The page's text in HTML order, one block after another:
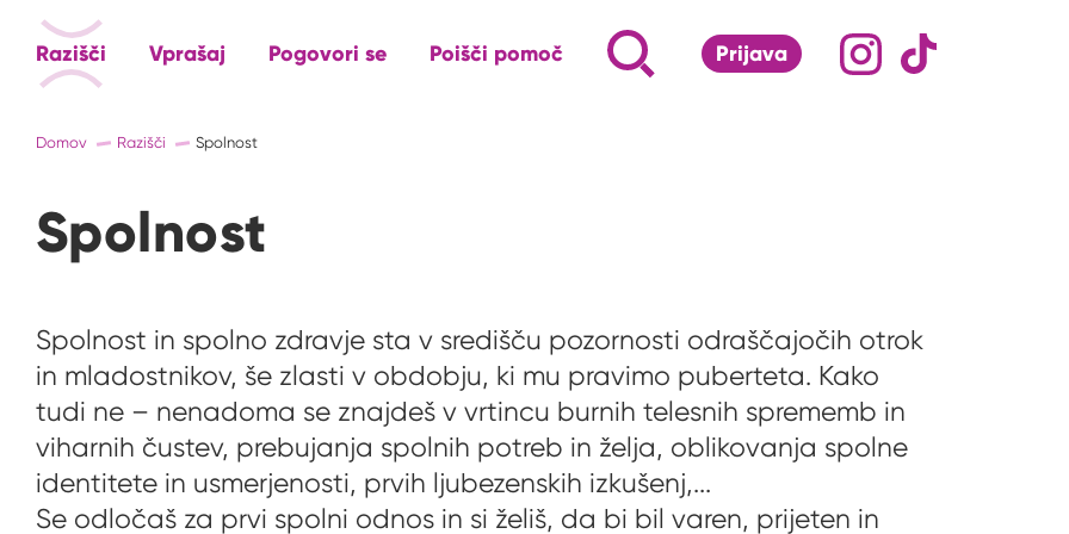
Razišči Vprašaj Pogovori se Poišči pomoč
Iskalnik za iskanje po strani
Napiši, kaj te zanima ...
S klikom na lupo odpri iskalnik
Prijava
Družabna omrežja
Domov Razišči Spolnost
Spolnost
Spolnost in spolno zdravje sta v središču pozornosti odraščajočih otrok
in mladostnikov, še zlasti v obdobju, ki mu pravimo puberteta. Kako
tudi ne – nenadoma se znajdeš v vrtincu burnih telesnih sprememb in
viharnih čustev, prebujanja spolnih potreb in želja, oblikovanja spolne
identitete in usmerjenosti, prvih ljubezenskih izkušenj,...
Se odločaš za prvi spolni odnos in si želiš, da bi bil varen, prijeten in